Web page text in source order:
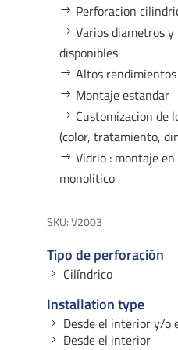
Perforacion
Varios diametros
disponibles
Altos
Montaje estandar
Customizacion de
(color, tratamiento,
Vidrio : montaje
monolitico
SKU:V2003
Tipo de perforación
Cilíndrico
Installation type
Desde el interior y/o
Desde el interior